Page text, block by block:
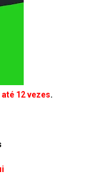
12 vezes.